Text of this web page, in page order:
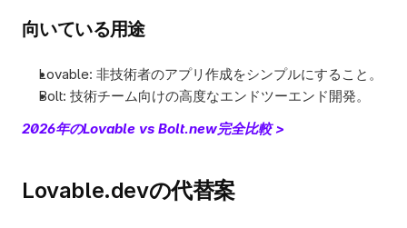
向いている用途
Lovable: 非技術者のアプリ作成をシンプルにすること。
Bolt: 技術チーム向けの高度なエンドツーエンド開発。
2026年のLovable vs Bolt.new完全比較 >
Lovable.devの代替案